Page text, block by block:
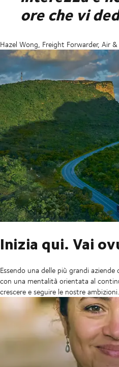
ore che vi
Hazel Wong, Freight Forwarder, Air
Inizia qui. Vai
Essendo una delle più grandi
con una mentalità orientata al
crescere e seguire le nostre ambizioni.